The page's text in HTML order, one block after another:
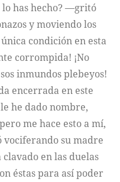
has hecho? —gritó
y moviendo los
condición en esta
corrompida! ¡No
inmundos plebeyos!
encerrada en este
he dado nombre,
me hace esto a mí,
su madre
en las duelas
éstas para así poder